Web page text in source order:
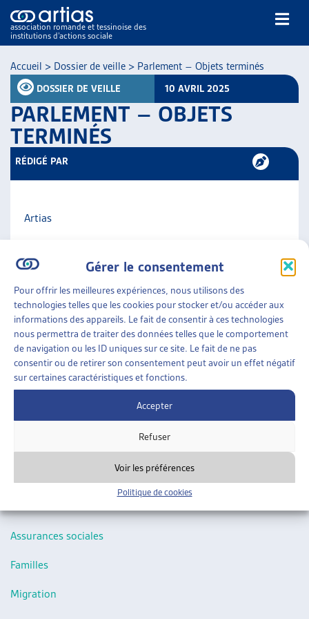
Gérer le consentement
Pour offrir les meilleures expériences, nous utilisons des
technologies telles que les cookies pour stocker et/ou accéder aux
informations des appareils. Le fait de consentir à ces technologies
nous permettra de traiter des données telles que le comportement
de navigation ou les ID uniques sur ce site. Le fait de ne pas
consentir ou de retirer son consentement peut avoir un effet négatif
sur certaines caractéristiques et fonctions.
Accepter
Refuser
Voir les préférences
Politique de cookies
association romande et tessinoise des
institutions d’actions sociale
VEILLE
THÉMATIQUES
AUTRES
ARTIAS
L’ASSOCIATION
PROJETS ET ACTIVITÉS
JOURNÉES D’AUTOMNE
Accueil > Dossier de veille > Parlement – Objets terminés
DOSSIER DE VEILLE 10 AVRIL 2025
PARLEMENT – OBJETS
TERMINÉS
Synthèse des travaux législatifs fédéraux
La veille législative de l’Artias en un condensé des objets en
coursqui comporte le résumé des objets traités durant la
Les objets adoptés et terminés/liquidés (archives) sont
quant à eux accessibles dans les documents thématiques ci-
Assurances sociales
Familles
Migration
RÉDIGÉ PAR
Artias